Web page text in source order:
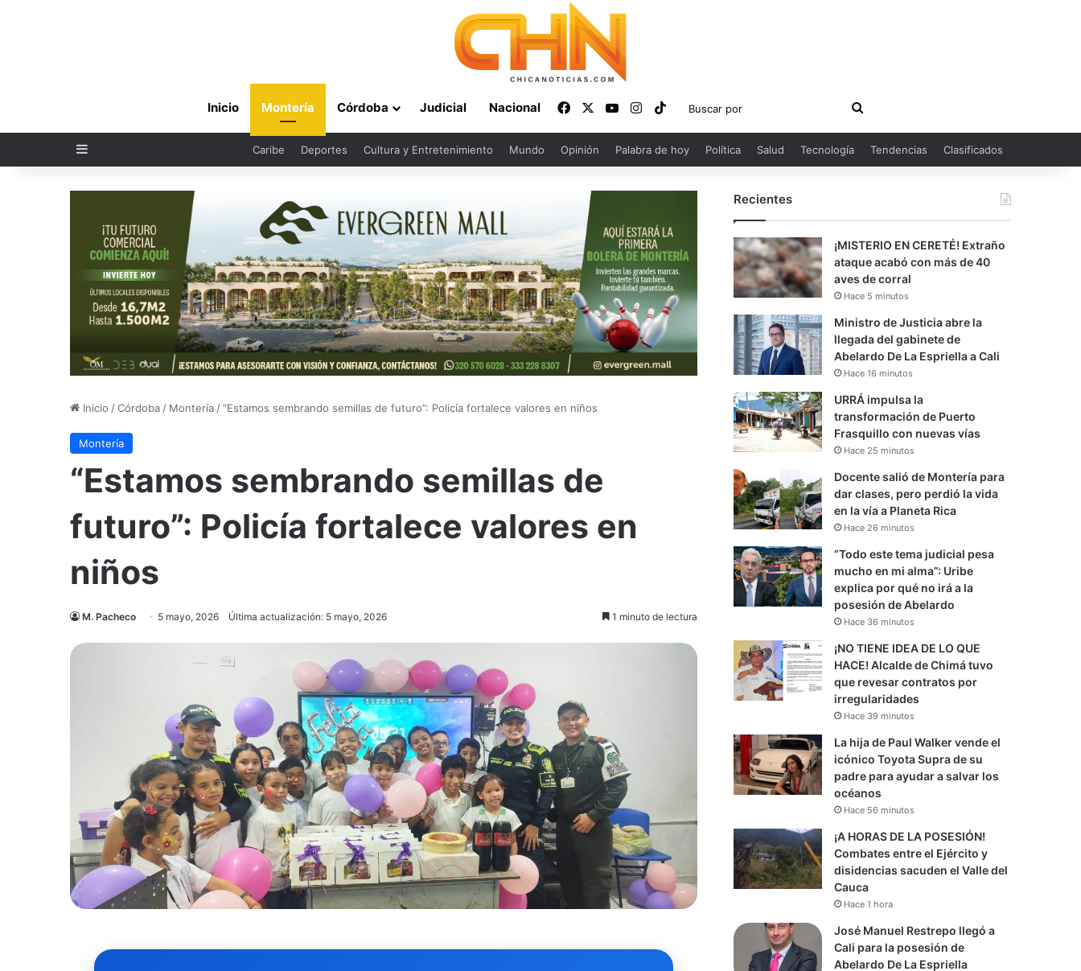
Inicio Montería Córdoba Judicial Nacional FacebookYouTubeInstagram
TikTok
Buscar
por
Sidebar Caribe Deportes Cultura y Entretenimiento Mundo Opinión Palabra de hoy Política Salud Tecnología Tendencias Clasificados
Inicio /Córdoba / Montería /“Estamos sembrando semillas de futuro”: Policía fortalece valores en niños
Montería
“Estamos sembrando semillas de
futuro”: Policía fortalece valores en
niños
M. Pacheco 5 mayo, 2026 Última actualización: 5 mayo, 2026 1 minuto de lectura
Recientes
¡MISTERIO EN CERETÉ! Extraño
ataque acabó con más de 40
aves de corral
Hace 5 minutos
Ministro de Justicia abre la
llegada del gabinete de
Abelardo De La Espriella a Cali
Hace 16 minutos
URRÁ impulsa la
transformación de Puerto
Frasquillo con nuevas vías
Hace 25 minutos
Docente salió de Montería para
dar clases, pero perdió la vida
en la vía a Planeta Rica
Hace 26 minutos
“Todo este tema judicial pesa
mucho en mi alma”: Uribe
explica por qué no irá a la
posesión de Abelardo
Hace 36 minutos
¡NO TIENE IDEA DE LO QUE
HACE! Alcalde de Chimá tuvo
que revesar contratos por
irregularidades
Hace 39 minutos
La hija de Paul Walker vende el
icónico Toyota Supra de su
padre para ayudar a salvar los
océanos
Hace 56 minutos
¡A HORAS DE LA POSESIÓN!
Combates entre el Ejército y
disidencias sacuden el Valle del
Cauca
Hace 1 hora
José Manuel Restrepo llegó a
Cali para la posesión de
Abelardo De La Espriella